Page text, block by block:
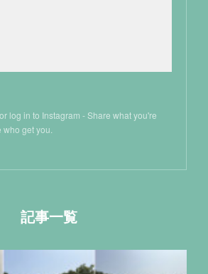
log in to Instagram - Share what you're
get you.
記事一覧